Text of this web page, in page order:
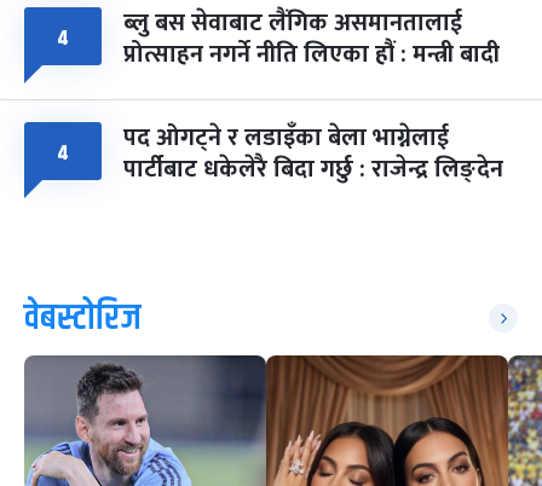
४ ब्लु बस सेवाबाट लैंगिक असमानतालाई
प्रोत्साहन नगर्ने नीति लिएका हौं : मन्त्री बादी
४ पद ओगट्ने र लडाइँका बेला भाग्नेलाई
पार्टीबाट धकेलेरै बिदा गर्छु : राजेन्द्र लिङ्देन
वेबस्टोरिज